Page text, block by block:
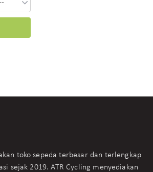
toko sepeda terbesar dan terlengkap
sejak 2019. ATR Cycling menyediakan